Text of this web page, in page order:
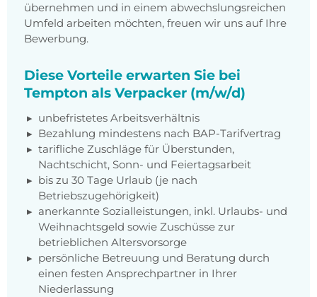
übernehmen und in einem abwechslungsreichen
Umfeld arbeiten möchten, freuen wir uns auf Ihre
Bewerbung.
Diese Vorteile erwarten Sie bei
Tempton als Verpacker (m/w/d)
unbefristetes Arbeitsverhältnis
Bezahlung mindestens nach BAP-Tarifvertrag
tarifliche Zuschläge für Überstunden,
Nachtschicht, Sonn- und Feiertagsarbeit
bis zu 30 Tage Urlaub (je nach
Betriebszugehörigkeit)
anerkannte Sozialleistungen, inkl. Urlaubs- und
Weihnachtsgeld sowie Zuschüsse zur
betrieblichen Altersvorsorge
persönliche Betreuung und Beratung durch
einen festen Ansprechpartner in Ihrer
Niederlassung